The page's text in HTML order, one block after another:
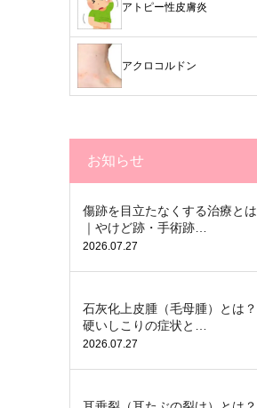
アトピー性皮膚炎
アクロコルドン
お知らせ
傷跡を目立たなくする治療とは
｜やけど跡・手術跡…
2026.07.27
石灰化上皮腫（毛母腫）とは？
硬いしこりの症状と…
2026.07.27